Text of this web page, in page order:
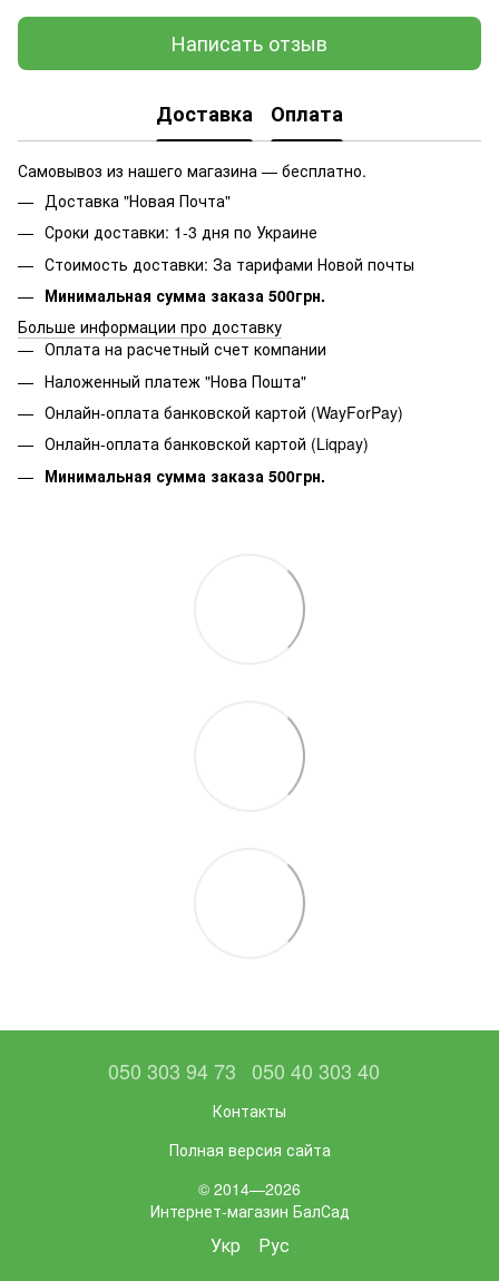
Написать отзыв
Доставка Оплата
Самовывоз из нашего магазина — бесплатно.
Доставка "Новая Почта"
Сроки доставки: 1-3 дня по Украине
Стоимость доставки: За тарифами Новой почты
Минимальная сумма заказа 500грн.
Больше информации про доставку
Оплата на расчетный счет компании
Наложенный платеж "Нова Пошта"
Онлайн-оплата банковской картой (WayForPay)
Онлайн-оплата банковской картой (Liqpay)
Минимальная сумма заказа 500грн.
050 303 94 73 050 40 303 40
Контакты
Полная версия сайта
© 2014—2026
Интернет-магазин БалСад
Укр Рус